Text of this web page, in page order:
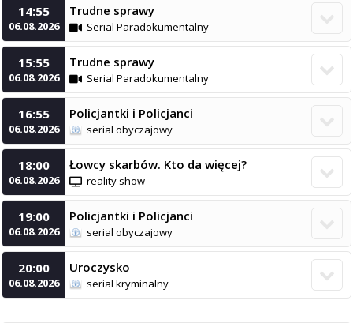
14:55
06.08.2026
Trudne sprawy
Serial Paradokumentalny
15:55
06.08.2026
Trudne sprawy
Serial Paradokumentalny
16:55
06.08.2026
Policjantki i Policjanci
serial obyczajowy
18:00
06.08.2026
Łowcy skarbów. Kto da więcej?
reality show
19:00
06.08.2026
Policjantki i Policjanci
serial obyczajowy
20:00
06.08.2026
Uroczysko
serial kryminalny